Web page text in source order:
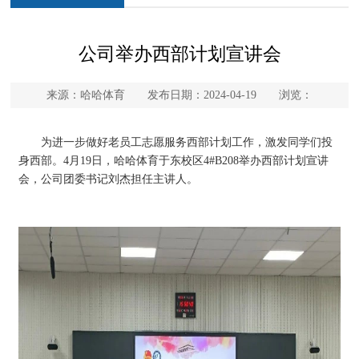
公司举办西部计划宣讲会
来源：哈哈体育 发布日期：2024-04-19 浏览：
为进一步做好老员工志愿服务西部计划工作，激发同学们投
身西部。4月19日，哈哈体育于东校区4#B208举办西部计划宣讲
会，公司团委书记刘杰担任主讲人。